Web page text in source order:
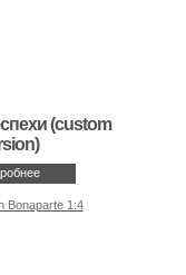
(custom